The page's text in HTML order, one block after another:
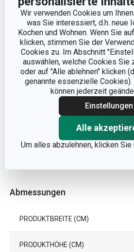
Wir verwenden Cookies um
was Sie interessiert, d.h. neue
Kochen und Wohnen. Wenn Sie
klicken, stimmen Sie der
Cookies zu. Im Abschnitt
auswählen, welche Cookies Sie
oder auf "Alle ablehnen" klicken
genannte essenzielle
können jederzeit
Einstellungen
Alle
Um alles abzulehnen, klicken Sie
Abmessungen
PRODUKTBREITE (CM)
PRODUKTHÖHE (CM)